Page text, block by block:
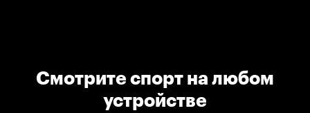
Смотрите спорт на любом
устройстве